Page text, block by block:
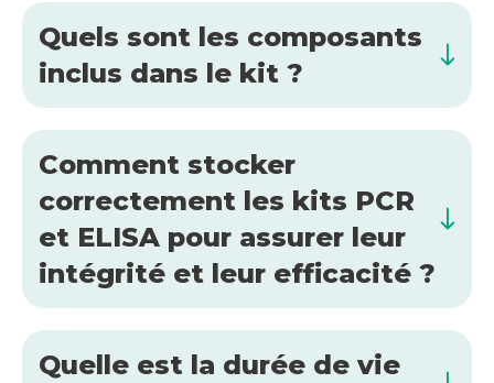
Quels sont les composants
inclus dans le kit ?
Comment stocker
correctement les kits PCR
et ELISA pour assurer leur
intégrité et leur efficacité ?
Quelle est la durée de vie